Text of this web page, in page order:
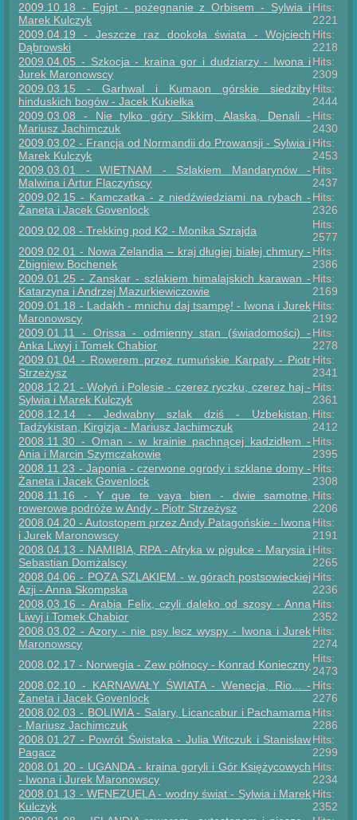
2009.10.18 - Egipt - pożegnanie z Orbisem - Sylwia i
Marek Kulczyk
Hits:
2221
2009.04.19 - Jeszcze raz dookoła świata - Wojciech
Dąbrowski
Hits:
2218
2009.04.05 - Szkocja - kraina gor i dudziarzy - Iwona i
Jurek Maronowscy
Hits:
2309
2009.03.15 - Garhwal i Kumaon górskie siedziby
hinduskich bogów - Jacek Kukiełka
Hits:
2444
2009.03.08 - Nie tylko góry Sikkim, Alaska, Denali -
Mariusz Jachimczuk
Hits:
2430
2009.03.02 - Francja od Normandii do Prowansji - Sylwia i
Marek Kulczyk
Hits:
2453
2009.03.01 - WIETNAM - Szlakiem Mandarynów -
Malwina i Artur Flaczyńscy
Hits:
2437
2009.02.15 - Kamczatka - z niedźwiedziami na rybach -
Żaneta i Jacek Govenlock
Hits:
2326
2009.02.08 - Trekking pod K2 - Monika Szrajda
Hits:
2577
2009.02.01 - Nowa Zelandia – kraj długiej białej chmury -
Zbigniew Bochenek
Hits:
2386
2009.01.25 - Zanskar - szlakiem himalajskich karawan -
Katarzyna i Andrzej Mazurkiewiczowie
Hits:
2169
2009.01.18 - Ladakh - mnichu daj tsampę! - Iwona i Jurek
Maronowscy
Hits:
2192
2009.01.11 - Orissa - odmienny stan (świadomości) -
Anka Liwyj i Tomek Chabior
Hits:
2278
2009.01.04 - Rowerem przez rumuńskie Karpaty - Piotr
Strzeżysz
Hits:
2341
2008.12.21 - Wołyń i Polesie - czerez ryczku, czerez haj -
Sylwia i Marek Kulczyk
Hits:
2361
2008.12.14 - Jedwabny szlak dziś - Uzbekistan,
Tadżykistan, Kirgizja - Mariusz Jachimczuk
Hits:
2412
2008.11.30 - Oman - w krainie pachnącej kadzidłem -
Ania i Marcin Szymczakowie
Hits:
2395
2008.11.23 - Japonia - czerwone ogrody i szklane domy -
Żaneta i Jacek Govenlock
Hits:
2308
2008.11.16 - Y que te vaya bien - dwie samotne,
rowerowe podróże w Andy - Piotr Strzeżysz
Hits:
2206
2008.04.20 - Autostopem przez Andy Patagońskie - Iwona
i Jurek Maronowscy
Hits:
2191
2008.04.13 - NAMIBIA, RPA - Afryka w pigułce - Marysia i
Sebastian Domżalscy
Hits:
2265
2008.04.06 - POZA SZLAKIEM - w górach postsowieckiej
Azji - Anna Skompska
Hits:
2236
2008.03.16 - Arabia Felix, czyli daleko od szosy - Anna
Liwyj i Tomek Chabior
Hits:
2352
2008.03.02 - Azory - nie psy lecz wyspy - Iwona i Jurek
Maronowscy
Hits:
2274
2008.02.17 - Norwegia - Zew północy - Konrad Konieczny Hits:
2473
2008.02.10 - KARNAWAŁY ŚWIATA - Wenecja, Rio... -
Żaneta i Jacek Govenlock
Hits:
2276
2008.02.03 - BOLIWIA - Salary, Licancabur i Pachamama
- Mariusz Jachimczuk
Hits:
2286
2008.01.27 - Powrót Świstaka - Julia Witczuk i Stanisław
Pagacz
Hits:
2299
2008.01.20 - UGANDA - kraina goryli i Gór Księżycowych
- Iwona i Jurek Maronowscy
Hits:
2234
2008.01.13 - WENEZUELA - wodny świat - Sylwia i Marek
Kulczyk
Hits:
2352